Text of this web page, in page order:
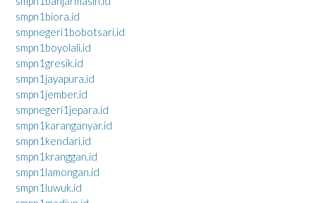
smpn1biora.id
smpnegeri1bobotsari.id
smpn1boyolali.id
smpn1gresik.id
smpn1jayapura.id
smpn1jember.id
smpnegeri1jepara.id
smpn1karanganyar.id
smpn1kendari.id
smpn1kranggan.id
smpn1lamongan.id
smpn1luwuk.id